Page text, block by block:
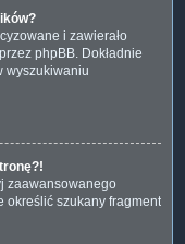
i zawierało
phpBB. Dokładnie
wyszukiwaniu
zaawansowanego
określić szukany fragment